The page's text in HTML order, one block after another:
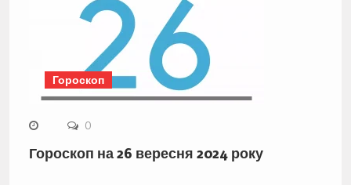
Гороскоп
0
Гороскоп на 26 вересня 2024 року